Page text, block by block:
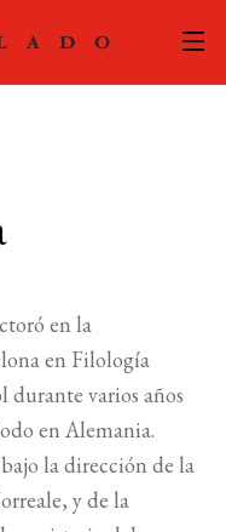
el
hijo
RIGHTS
en la
en Filología
durante varios años
en Alemania.
la dirección de la
y de la